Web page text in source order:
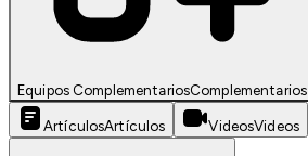
Equipos ComplementariosComplementarios
ArtículosArtículos VideosVideos